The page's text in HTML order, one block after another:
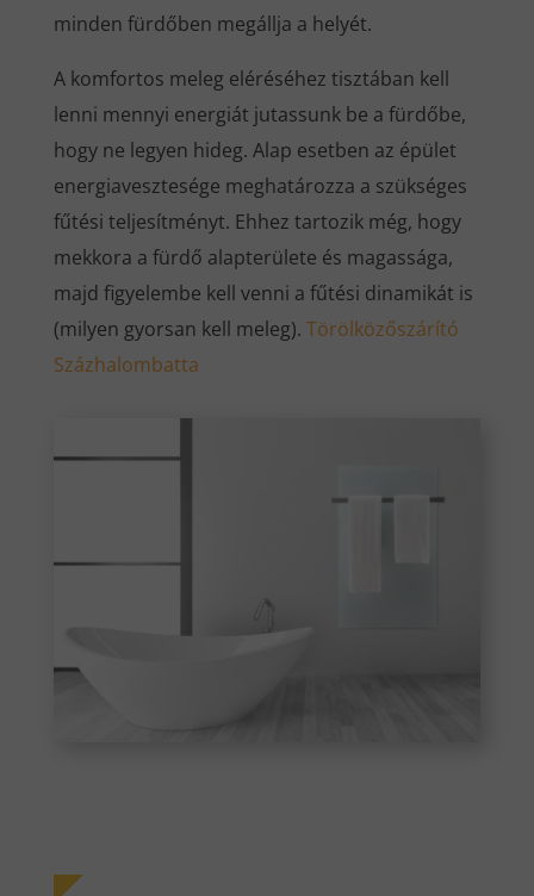
minden fürdőben megállja a helyét.
A komfortos meleg eléréséhez tisztában kell
lenni mennyi energiát jutassunk be a fürdőbe,
hogy ne legyen hideg. Alap esetben az épület
energiavesztesége meghatározza a szükséges
fűtési teljesítményt. Ehhez tartozik még, hogy
mekkora a fürdő alapterülete és magassága,
majd figyelembe kell venni a fűtési dinamikát is
(milyen gyorsan kell meleg). Törölközőszárító
Százhalombatta